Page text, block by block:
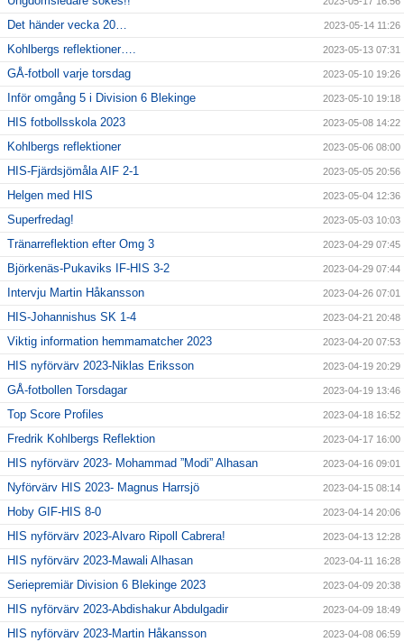
Det händer vecka 20… 2023-05-14 11:26
Kohlbergs reflektioner…. 2023-05-13 07:31
GÅ-fotboll varje torsdag 2023-05-10 19:26
Inför omgång 5 i Division 6 Blekinge 2023-05-10 19:18
HIS fotbollsskola 2023 2023-05-08 14:22
Kohlbergs reflektioner 2023-05-06 08:00
HIS-Fjärdsjömåla AIF 2-1 2023-05-05 20:56
Helgen med HIS 2023-05-04 12:36
Superfredag! 2023-05-03 10:03
Tränarreflektion efter Omg 3 2023-04-29 07:45
Björkenäs-Pukaviks IF-HIS 3-2 2023-04-29 07:44
Intervju Martin Håkansson 2023-04-26 07:01
HIS-Johannishus SK 1-4 2023-04-21 20:48
Viktig information hemmamatcher 2023 2023-04-20 07:53
HIS nyförvärv 2023-Niklas Eriksson 2023-04-19 20:29
GÅ-fotbollen Torsdagar 2023-04-19 13:46
Top Score Profiles 2023-04-18 16:52
Fredrik Kohlbergs Reflektion 2023-04-17 16:00
HIS nyförvärv 2023- Mohammad ”Modi” Alhasan 2023-04-16 09:01
Nyförvärv HIS 2023- Magnus Harrsjö 2023-04-15 08:14
Hoby GIF-HIS 8-0 2023-04-14 20:06
HIS nyförvärv 2023-Alvaro Ripoll Cabrera! 2023-04-13 12:28
HIS nyförvärv 2023-Mawali Alhasan 2023-04-11 16:28
Seriepremiär Division 6 Blekinge 2023 2023-04-09 20:38
HIS nyförvärv 2023-Abdishakur Abdulgadir 2023-04-09 18:49
HIS nyförvärv 2023-Martin Håkansson 2023-04-08 06:59